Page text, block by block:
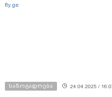
fly.ge
საზოგადოება 24.04.2025 /